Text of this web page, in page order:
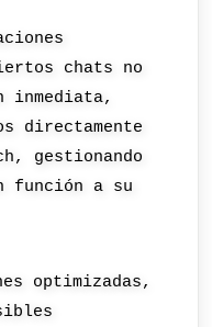
chats no
inmediata,
directamente
gestionando
función a su
optimizadas,